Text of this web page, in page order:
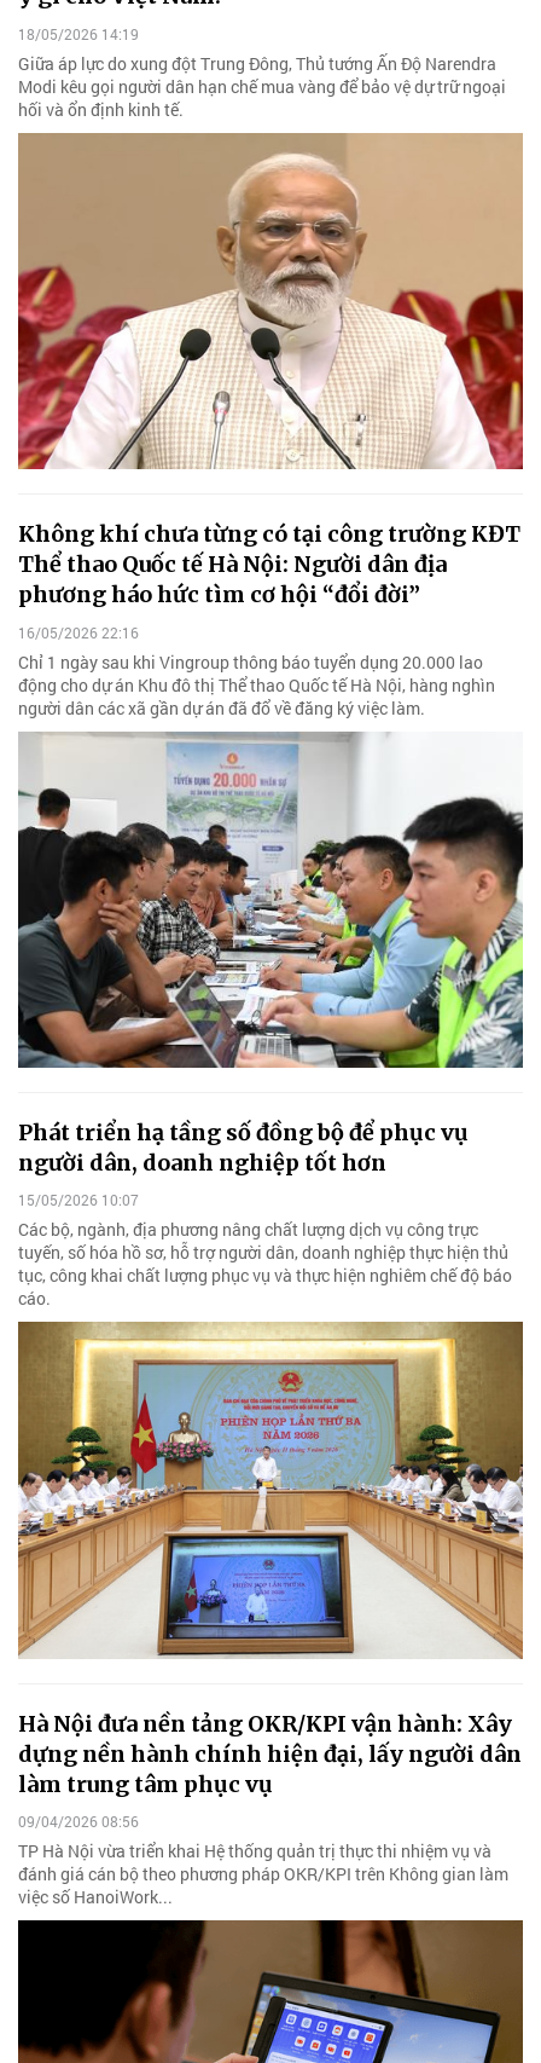
18/05/2026 14:19
Giữa áp lực do xung đột Trung Đông, Thủ tướng Ấn Độ Narendra
Modi kêu gọi người dân hạn chế mua vàng để bảo vệ dự trữ ngoại
hối và ổn định kinh tế.
Không khí chưa từng có tại công trường KĐT
Thể thao Quốc tế Hà Nội: Người dân địa
phương háo hức tìm cơ hội “đổi đời”
16/05/2026 22:16
Chỉ 1 ngày sau khi Vingroup thông báo tuyển dụng 20.000 lao
động cho dự án Khu đô thị Thể thao Quốc tế Hà Nội, hàng nghìn
người dân các xã gần dự án đã đổ về đăng ký việc làm.
Phát triển hạ tầng số đồng bộ để phục vụ
người dân, doanh nghiệp tốt hơn
15/05/2026 10:07
Các bộ, ngành, địa phương nâng chất lượng dịch vụ công trực
tuyến, số hóa hồ sơ, hỗ trợ người dân, doanh nghiệp thực hiện thủ
tục, công khai chất lượng phục vụ và thực hiện nghiêm chế độ báo
cáo.
Hà Nội đưa nền tảng OKR/KPI vận hành: Xây
dựng nền hành chính hiện đại, lấy người dân
làm trung tâm phục vụ
09/04/2026 08:56
TP Hà Nội vừa triển khai Hệ thống quản trị thực thi nhiệm vụ và
đánh giá cán bộ theo phương pháp OKR/KPI trên Không gian làm
việc số HanoiWork...